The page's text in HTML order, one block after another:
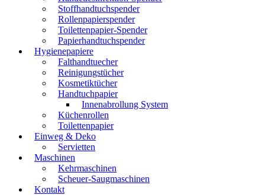
Stoffhandtuchspender
Rollenpapierspender
Toilettenpapier-Spender
Papierhandtuchspender
Hygienepapiere
Falthandtuecher
Reinigungstücher
Kosmetiktücher
Handtuchpapier
Innenabrollung System
Küchenrollen
Toilettenpapier
Einweg & Deko
Servietten
Maschinen
Kehrmaschinen
Scheuer-Saugmaschinen
Kontakt